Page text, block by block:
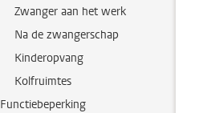
Zwanger aan het werk
Na de zwangerschap
Kinderopvang
Kolfruimtes
Functiebeperking